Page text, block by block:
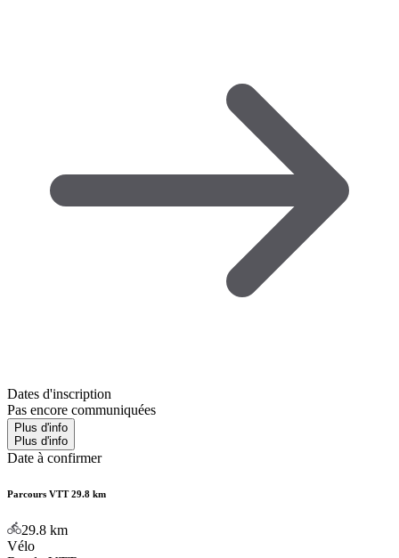
Dates d'inscription
Pas encore communiquées
Plus d'info
Plus d'info
Date à confirmer
Parcours VTT 29.8 km
29.8 km
Vélo